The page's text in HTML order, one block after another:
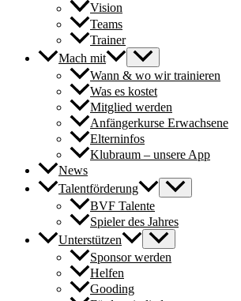
Vision
Teams
Trainer
Mach mit
Wann & wo wir trainieren
Was es kostet
Mitglied werden
Anfängerkurse Erwachsene
Elterninfos
Klubraum – unsere App
News
Talentförderung
BVF Talente
Spieler des Jahres
Unterstützen
Sponsor werden
Helfen
Gooding